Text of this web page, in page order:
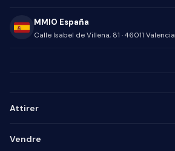
MMIO España
Calle Isabel de Villena, 81 · 46011 Valencia
Attirer
Marketing de contenu
Vendre